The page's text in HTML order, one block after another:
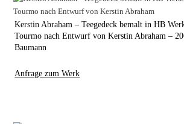
Kerstin Abraham – Teegedeck bemalt in HB
Tourmo nach Entwurf von Kerstin Abraham –
Baumann
Anfrage zum Werk